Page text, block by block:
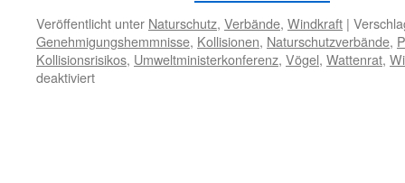
Veröffentlicht unter Naturschutz, Verbände, Windkraft |
Genehmigungshemmnisse, Kollisionen, Naturschutzverbände,
Kollisionsrisikos, Umweltministerkonferenz, Vögel, Wattenrat,
deaktiviertfür